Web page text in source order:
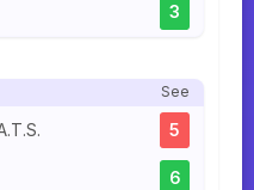
3
See
5
6